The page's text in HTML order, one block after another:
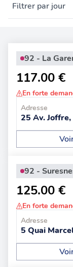
Test
Filtrer par jour
92 - La
117.00 €
En forte
Adresse
25 Av.
92 -
125.00 €
En forte
Adresse
5 Quai